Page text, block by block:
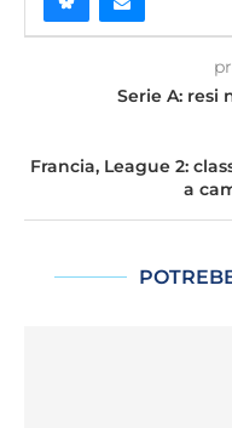
Serie A: resi
Francia, League 2:
a